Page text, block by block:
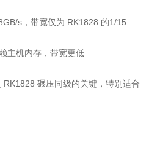
s，带宽仅为 RK1828 的1/15
主机内存，带宽更低
碾压同级的关键，特别适合